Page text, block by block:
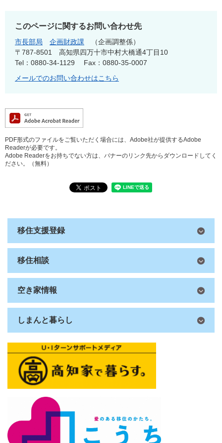
このページに関するお問い合わせ先
市長部局 企画財政課
企画調整係
〒787-8501
高知県四万十市中村大橋通4丁目10
Tel：0880-34-1129
Fax：0880-35-0007
メールでのお問い合わせはこちら
PDF形式のファイルをご覧いただく場合には、Adobe社が提供するAdobe
Readerが必要です。
Adobe Readerをお持ちでない方は、バナーのリンク先からダウンロードしてく
ださい。（無料）
移住支援登録
移住相談
空き家情報
しまんと暮らし